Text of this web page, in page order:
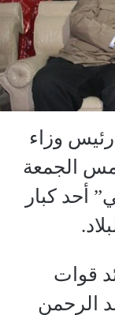
وزاء
الجمعة
أحد كبار
قوات
الرحمن